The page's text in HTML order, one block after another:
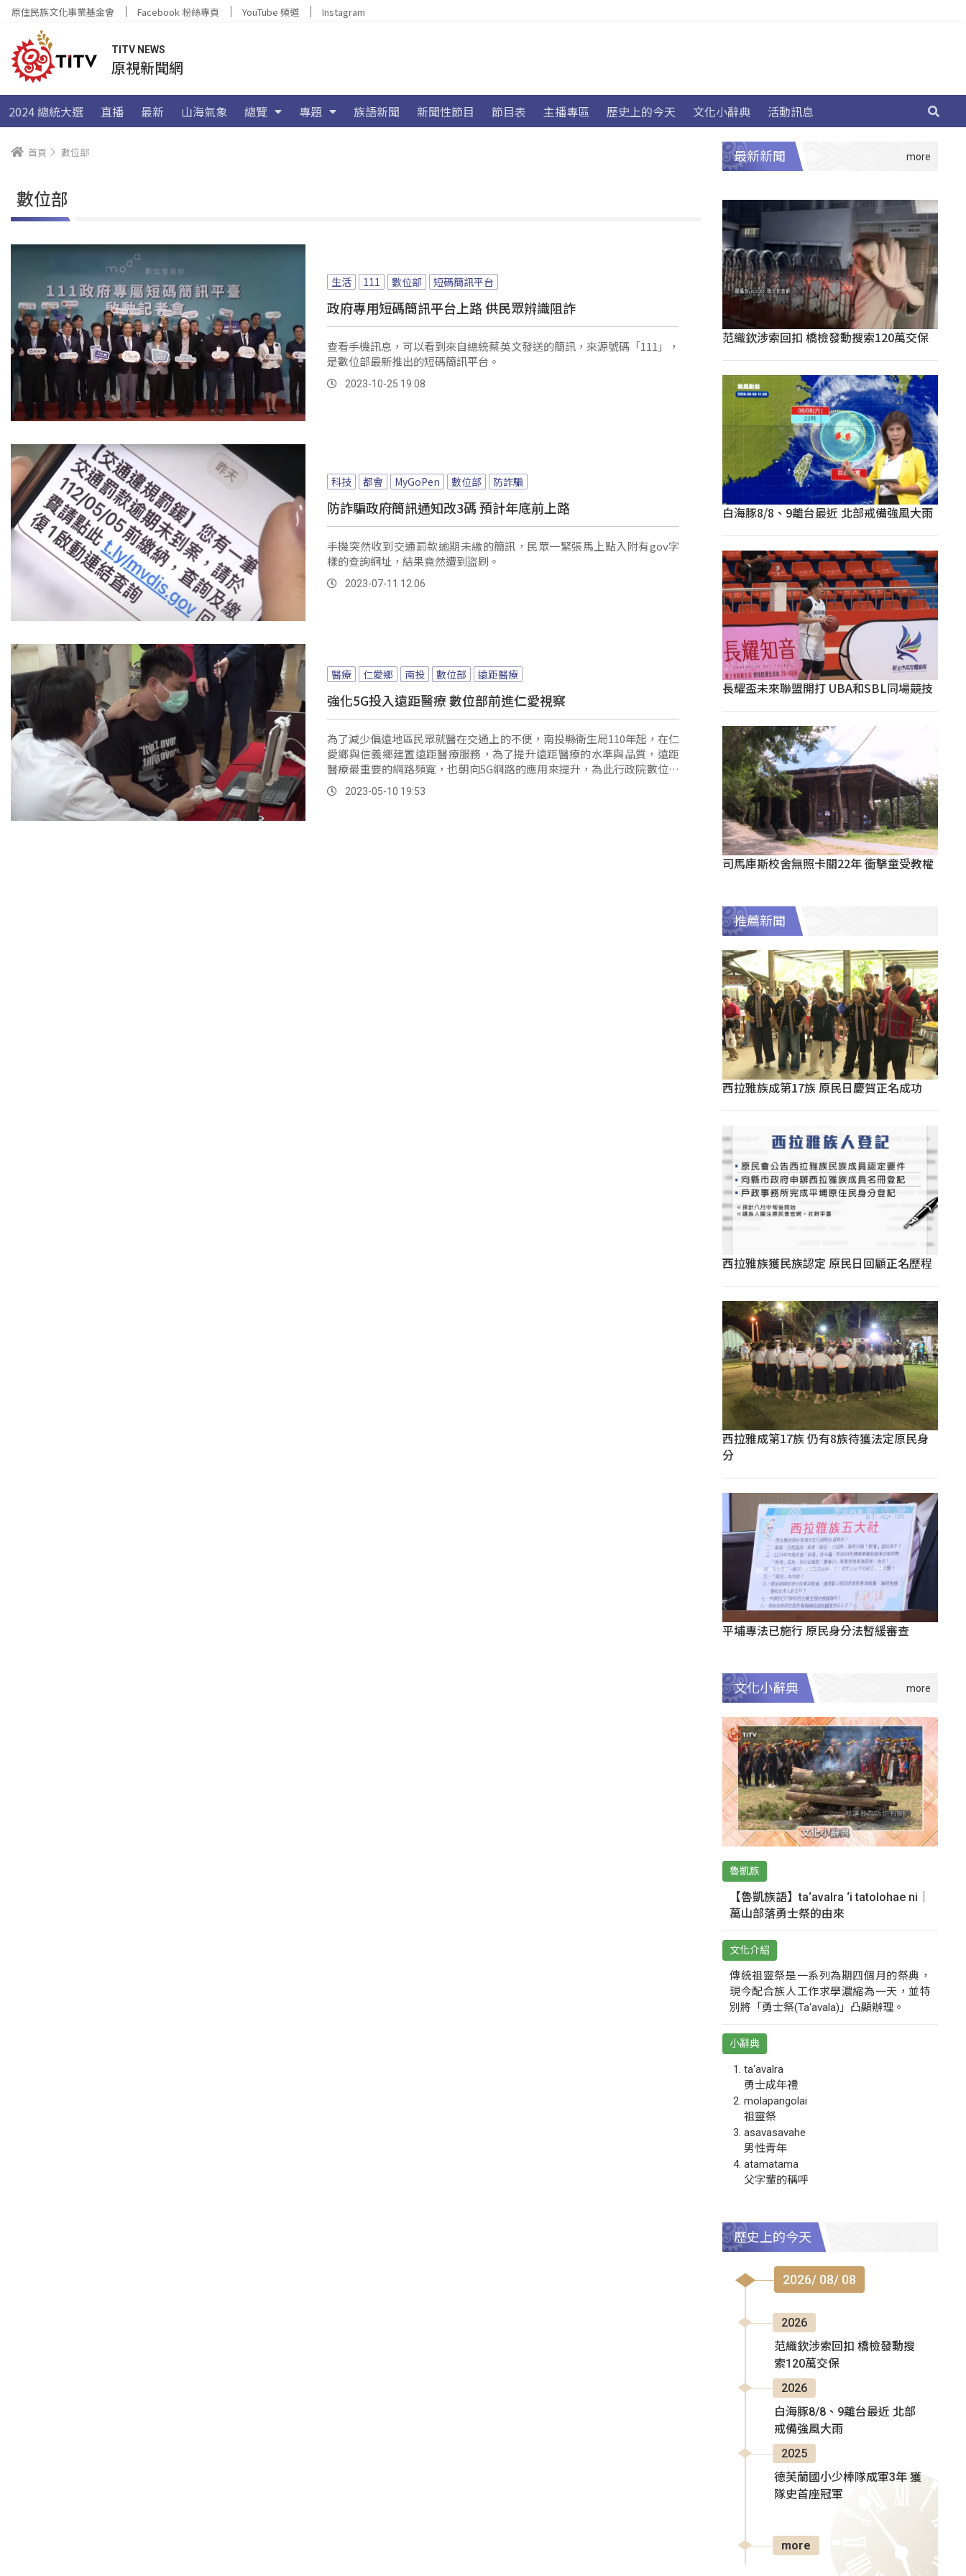
原住民族文化事業基金會 Facebook 粉絲專頁 YouTube 頻道 Instagram
TITV NEWS
原視新聞網
2024 總統大選 直播 最新 山海氣象 總覽 專題 族語新聞 新聞性節目 節目表 主播專區 歷史上的今天 文化小辭典 活動訊息
首頁 數位部
數位部
生活 111 數位部 短碼簡訊平台
政府專用短碼簡訊平台上路 供民眾辨識阻詐
查看手機訊息，可以看到來自總統蔡英文發送的簡訊，來源號碼「111」，
是數位部最新推出的短碼簡訊平台。
2023-10-25 19:08
科技 都會 MyGoPen 數位部 防詐騙
防詐騙政府簡訊通知改3碼 預計年底前上路
手機突然收到交通罰款逾期未繳的簡訊，民眾一緊張馬上點入附有gov字
樣的查詢網址，結果竟然遭到盜刷。
2023-07-11 12:06
醫療 仁愛鄉 南投 數位部 遠距醫療
強化5G投入遠距醫療 數位部前進仁愛視察
為了減少偏遠地區民眾就醫在交通上的不便，南投縣衛生局110年起，在仁
愛鄉與信義鄉建置遠距醫療服務，為了提升遠距醫療的水準與品質，遠距
醫療最重要的網路頻寬，也朝向5G網路的應用來提升，為此行政院數位發
展部，就來到南投仁愛鄉衛生所，訪視5G網路遠距醫療的使用狀況。
2023-05-10 19:53
最新新聞
范織欽涉索回扣 橋檢發動搜索120萬交保
白海豚8/8、9離台最近 北部戒備強風大雨
長耀盃未來聯盟開打 UBA和SBL同場競技
司馬庫斯校舍無照卡關22年 衝擊童受教權
推薦新聞
西拉雅族成第17族 原民日慶賀正名成功
西拉雅族獲民族認定 原民日回顧正名歷程
西拉雅成第17族 仍有8族待獲法定原民身
分
平埔專法已施行 原民身分法暫緩審查
文化小辭典
魯凱族
【魯凱族語】ta‘avalra ‘i tatolohae ni｜
萬山部落勇士祭的由來
文化介紹
傳統祖靈祭是一系列為期四個月的祭典，
現今配合族人工作求學濃縮為一天，並特
別將「勇士祭(Ta‘avala)」凸顯辦理。
小辭典
ta‘avalra
勇士成年禮
molapangolai
祖靈祭
asavasavahe
男性青年
atamatama
父字輩的稱呼
歷史上的今天
2026/ 08/ 08
2026
范織欽涉索回扣 橋檢發動搜
索120萬交保
2026
白海豚8/8、9離台最近 北部
戒備強風大雨
2025
德芙蘭國小少棒隊成軍3年 獲
隊史首座冠軍
more